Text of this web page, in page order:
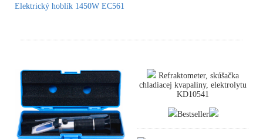
Elektrický hoblík 1450W EC561
Refraktometer, skúšačka
chladiacej kvapaliny, elektrolytu
KD10541
Bestseller